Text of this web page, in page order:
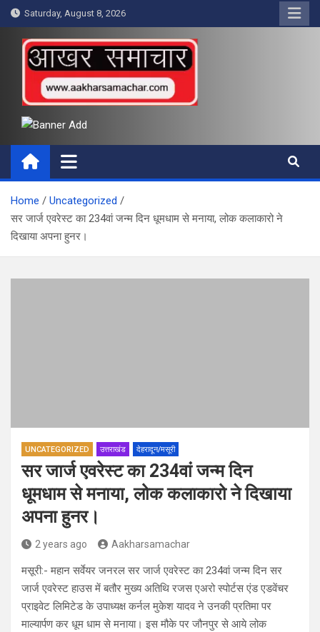
Skip
to
content
Saturday, August 8, 2026
आखर समाचार
Home
Uncategorized
सर जार्ज एवरेस्ट का 234वां जन्म दिन धूमधाम से मनाया, लोक कलाकारो ने
दिखाया अपना हुनर।
UNCATEGORIZED उत्तराखंड देहरादून/मसूरी
सर जार्ज एवरेस्ट का 234वां जन्म दिन
धूमधाम से मनाया, लोक कलाकारो ने दिखाया
अपना हुनर।
2 years ago Aakharsamachar
मसूरी:- महान सर्वेयर जनरल सर जार्ज एवरेस्ट का 234वां जन्म दिन सर
जार्ज एवरेस्ट हाउस में बतौर मुख्य अतिथि रजस एअरो स्पोर्टस एंड एडवेंचर
प्राइवेट लिमिटेड के उपाध्यक्ष कर्नल मुकेश यादव ने उनकी प्रतिमा पर
माल्यार्पण कर धूम धाम से मनाया। इस मौके पर जौनपुर से आये लोक